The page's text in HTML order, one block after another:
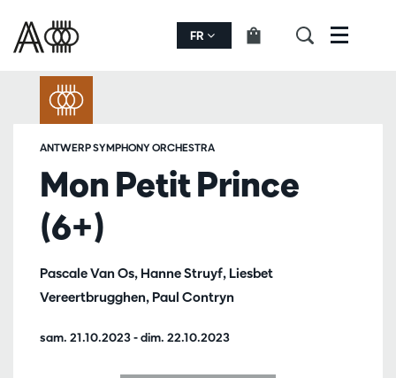
FR Menu
Mon Petit Prince
(6+)
Pascale Van Os, Hanne Struyf, Liesbet
Vereertbrugghen, Paul Contryn
ANTWERP SYMPHONY ORCHESTRA
sam. 21.10.2023-dim. 22.10.2023